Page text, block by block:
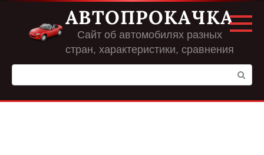
Перейти
контенту
АВТОПРОКАЧКА
Сайт об автомобилях разных
стран, характеристики, сравнения
Поиск: